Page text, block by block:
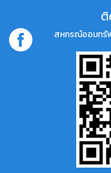
สหกรณ์ออมทรั